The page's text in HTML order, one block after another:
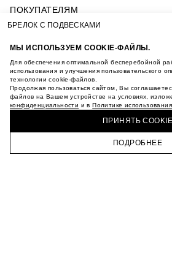
МЫ ИСПОЛЬЗУЕМ COOKIE-ФАЙЛЫ.
Для обеспечения оптимальной бесперебойной
использования и улучшения пользовательского
технологии cookie-файлов.
Продолжая пользоваться сайтом, Вы
файлов на Вашем устройстве на условиях,
конфиденциальности и вПолитике
ПРИНЯТЬ COOKIE
ПОДРОБНЕЕ
ГЛАВНАЯ КАТАЛОГ
ПОКУПАТЕЛЯМ
УСЛОВИЯ ИСПОЛЬЗОВАНИЯ
ПОЛИТИКА КОНФИДЕНЦИАЛЬНОСТИ
ПОЛИТИКА COOKIE
УСЛОВИЯ ПОКУПКИ
О НАС
МАГАЗИНЫ
КАРЬЕРА
ТЕЛЕГРАМ
ПОДПИСАТЬСЯ НА НОВОСТИ
БРЕЛОК С ПОДВЕСКАМИ
КУПИТЬ + ПОЛУЧИТЬ В